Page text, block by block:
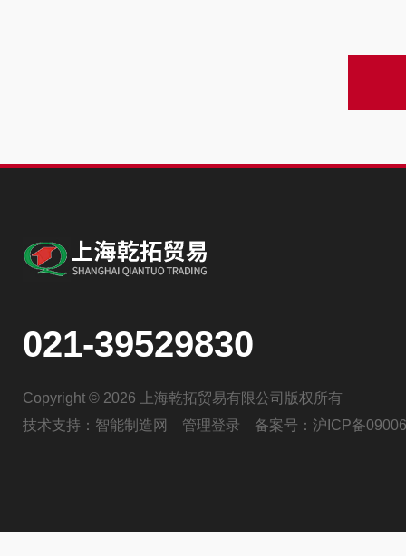
021-39529830
Copyright © 2026 上海乾拓贸易有限公司版权所有
技术支持： 智能制造网 管理登录 备案号： 沪ICP备